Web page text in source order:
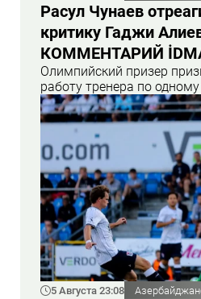
Расул Чунаев
критику Гаджи
КОММЕНТАРИЙ
Олимпийский призер
работу тренера по
5 Августа 23:08